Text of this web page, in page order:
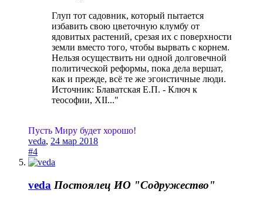
Глуп тот садовник, который пытается
избавить свою цветочную клумбу от
ядовитых растений, срезая их с поверхности
земли вместо того, чтобы вырвать с корнем.
Нельзя осуществить ни одной долговечной
политической реформы, пока дела вершат,
как и прежде, всё те же эгоистичные люди.
Источник: Блаватская Е.П. - Ключ к
теософии, XII..."
Пусть Миру будет хорошо!
veda, 24 мар 2018
#4
veda Постоялец ИО "Содружество"